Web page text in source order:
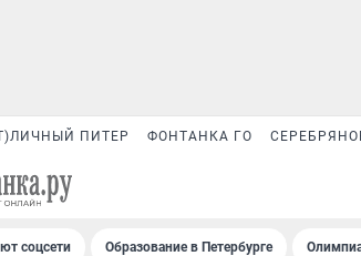
ПИТЕР ФОНТАНКА ГО
соцсети Образование в Петербурге